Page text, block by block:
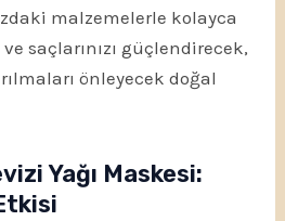
malzemelerle kolayca
saçlarınızı güçlendirecek,
önleyecek doğal
Yağı Maskesi: